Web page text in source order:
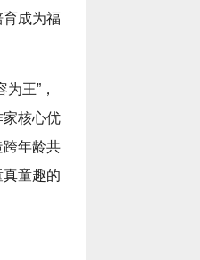
育成为福
王”，
家核心优
跨年龄共
童趣的